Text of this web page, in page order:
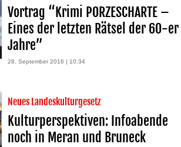
Vortrag “Krimi PORZESCHARTE –
Eines der letzten Rätsel der 60-er
Jahre”
28. September 2016 | 10:34
Neues Landeskulturgesetz
Kulturperspektiven: Infoabende
noch in Meran und Bruneck